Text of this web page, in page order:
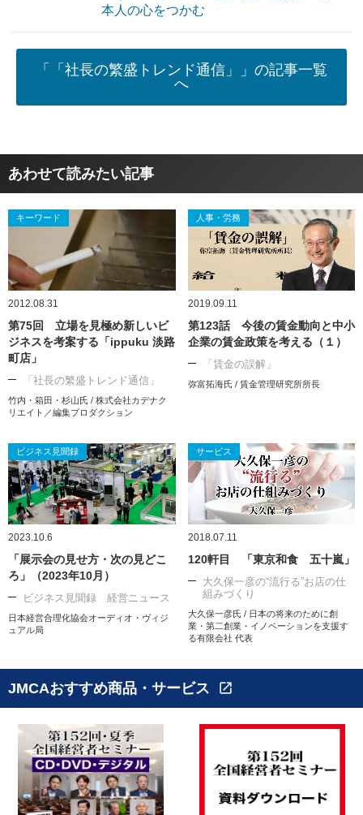
本人の心をつかむ
「「社長の繁盛トレンド通信」」の記事一覧
へ
あわせて読みたい記事
キーワード
2012.08.31
第75回 立場を見極め新しいビ
ジネスを考案する「ippuku 淡路
町店」
「社長の繁盛トレンド通信」
竹内・箱田・杉山氏 / 株式会社カデナク
リエイト／編集プロダクション
人事・労務
2019.09.11
第123話 今後の賃金動向と中小
企業の賃金政策を考える（１）
「賃金の誤解」
弥富拓海氏 / 賃金管理研究所所長
ビジネス見聞録
2023.10.6
「展示会の見せ方・次の見どこ
ろ」（2023年10月）
ビジネス見聞録 経営ニュース
日本経営合理化協会オーディオ・ヴィジ
ュアル局
サービス
2018.07.11
120軒目 「東京和食 五十嵐」
大久保一彦の“流行る”お店の仕
組みづくり
大久保一彦氏 / 日本の将来のために創
業・第二創業・イノベーションを支援す
る有限会社 代表
JMCAおすすめ商品・サービス open_in_new